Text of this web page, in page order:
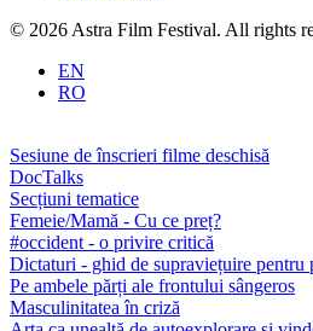
© 2026 Astra Film Festival. All rights
EN
RO
Sesiune de înscrieri filme deschisă
DocTalks
Secțiuni tematice
Femeie/Mamă - Cu ce preț?
#occident - o privire critică
Dictaturi - ghid de supraviețuire pentru
Pe ambele părți ale frontului sângeros
Masculinitatea în criză